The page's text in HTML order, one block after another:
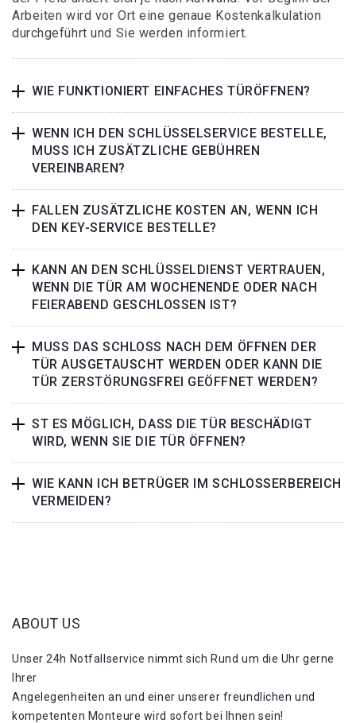
Arbeiten wird vor Ort eine genaue Kostenkalkulation
durchgeführt und Sie werden informiert.
WIE FUNKTIONIERT EINFACHES TÜRÖFFNEN?
WENN ICH DEN SCHLÜSSELSERVICE BESTELLE,
MUSS ICH ZUSÄTZLICHE GEBÜHREN
VEREINBAREN?
FALLEN ZUSÄTZLICHE KOSTEN AN, WENN ICH
DEN KEY-SERVICE BESTELLE?
KANN AN DEN SCHLÜSSELDIENST VERTRAUEN,
WENN DIE TÜR AM WOCHENENDE ODER NACH
FEIERABEND GESCHLOSSEN IST?
MUSS DAS SCHLOSS NACH DEM ÖFFNEN DER
TÜR AUSGETAUSCHT WERDEN ODER KANN DIE
TÜR ZERSTÖRUNGSFREI GEÖFFNET WERDEN?
ST ES MÖGLICH, DASS DIE TÜR BESCHÄDIGT
WIRD, WENN SIE DIE TÜR ÖFFNEN?
WIE KANN ICH BETRÜGER IM SCHLOSSERBEREICH
VERMEIDEN?
ABOUT US
Unser 24h Notfallservice nimmt sich Rund um die Uhr gerne
Ihrer
Angelegenheiten an und einer unserer freundlichen und
kompetenten Monteure wird sofort bei Ihnen sein!